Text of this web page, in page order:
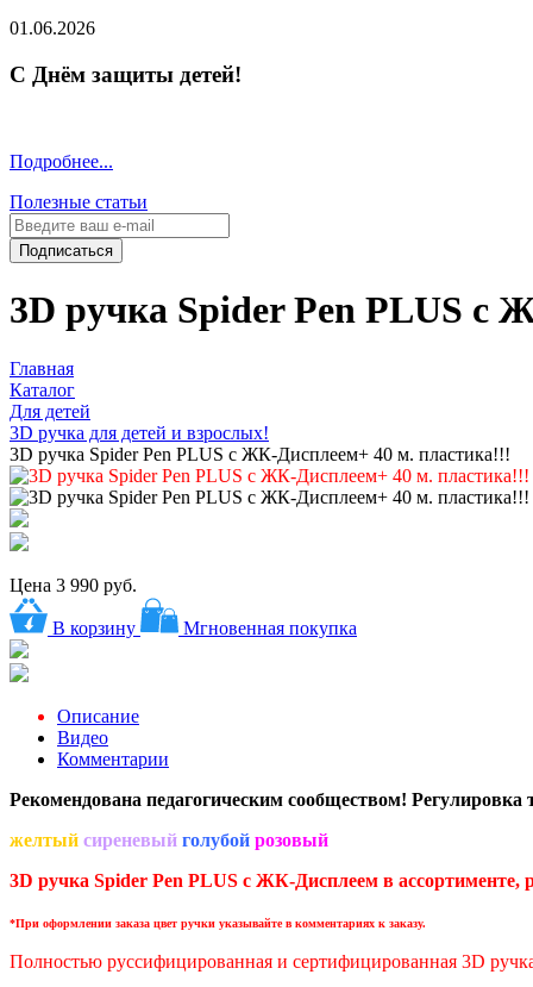
01.06.2026
С Днём защиты детей!
Подробнее...
Полезные статьи
Подписаться
3D ручка Spider Pen PLUS c
Главная
Каталог
Для детей
3D ручка для детей и взрослых!
3D ручка Spider Pen PLUS c ЖК-Дисплеем+ 40 м. пластика!!!
Цена 3 990 руб.
В корзину Мгновенная покупка
Описание
Видео
Комментарии
Рекомендована педагогическим сообществом! Регулировка
желтый сиреневый голубой розовый
3D ручка Spider Pen PLUS c ЖК-Дисплеем в ассортименте,
*При оформлении заказа цвет ручки указывайте в комментариях к заказу.
Полностью руссифицированная и сертифицированная 3D